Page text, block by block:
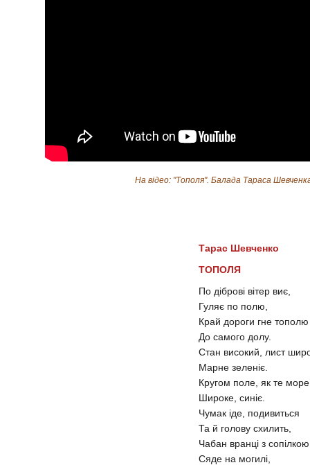
На відео: "Тополя". Балада Тараса
Тарас Шевченко
ТОПОЛЯ
По діброві вітер виє,
Гуляє по полю,
Край дороги гне тополю
До самого долу.
Стан високий, лист
Марне зеленіє.
Кругом поле, як те море
Широке, синіє.
Чумак іде, подивиться
Та й голову схилить,
Чабан вранці з сопілкою
Сяде на могилі,